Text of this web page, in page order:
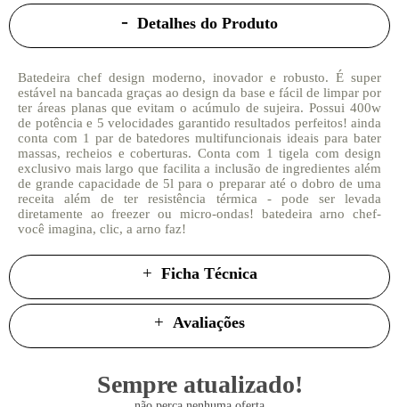
Detalhes do Produto
Batedeira chef design moderno, inovador e robusto. É super
estável na bancada graças ao design da base e fácil de limpar por
ter áreas planas que evitam o acúmulo de sujeira. Possui 400w
de potência e 5 velocidades garantido resultados perfeitos! ainda
conta com 1 par de batedores multifuncionais ideais para bater
massas, recheios e coberturas. Conta com 1 tigela com design
exclusivo mais largo que facilita a inclusão de ingredientes além
de grande capacidade de 5l para o preparar até o dobro de uma
receita além de ter resistência térmica - pode ser levada
diretamente ao freezer ou micro-ondas! batedeira arno chef-
você imagina, clic, a arno faz!
Ficha Técnica
Avaliações
Sempre atualizado!